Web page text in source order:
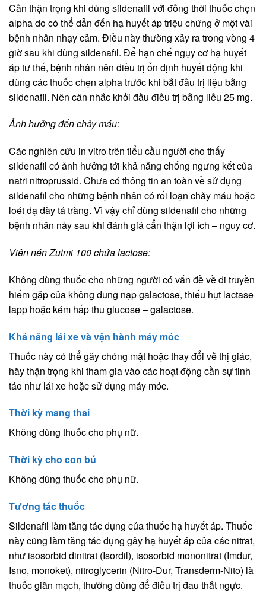
Cần thận trọng khi dùng sildenafil với đồng thời thuốc chẹn
alpha do có thể dẫn đến hạ huyết áp triệu chứng ở một vài
bệnh nhân nhạy cảm. Điều này thường xảy ra trong vòng 4
giờ sau khi dùng sildenafil. Để hạn chế ngụy cơ hạ huyết
áp tư thế, bệnh nhân nên điều trị ổn định huyết động khi
dùng các thuốc chẹn alpha trước khi bắt đầu trị liệu bằng
sildenafil. Nên cân nhắc khởi đầu điều trị bằng liều 25 mg.
Ảnh hưởng đến chảy máu:
Các nghiên cứu in vitro trên tiểu cầu người cho thấy
sildenafil có ảnh hưởng tới khả năng chống ngưng kết của
natri nitroprussid. Chưa có thông tin an toàn về sử dụng
sildenafil cho những bệnh nhân có rối loạn chảy máu hoặc
loét dạ dày tá tràng. Vì vậy chỉ dùng sildenafil cho những
bệnh nhân này sau khi đánh giá cẩn thận lợi ích – nguy cơ.
Viên nén Zutmi 100 chứa lactose:
Không dùng thuốc cho những người có vấn đề về di truyền
hiếm gặp của không dung nạp galactose, thiếu hụt lactase
lapp hoặc kém hấp thu glucose – galactose.
Khả năng lái xe và vận hành máy móc
Thuốc này có thể gây chóng mặt hoặc thay đổi về thị giác,
hãy thận trọng khi tham gia vào các hoạt động cần sự tinh
táo như lái xe hoặc sử dụng máy móc.
Thời kỳ mang thai
Không dùng thuốc cho phụ nữ.
Thời kỳ cho con bú
Không dùng thuốc cho phụ nữ.
Tương tác thuốc
Sildenafil làm tăng tác dụng của thuốc hạ huyết áp. Thuốc
này cũng làm tăng tác dụng gây hạ huyết áp của các nitrat,
như isosorbid dinitrat (Isordil), isosorbid mononitrat (Imdur,
Isno, monoket), nitroglycerin (Nitro-Dur, Transderm-Nito) là
thuốc giãn mạch, thường dùng để điều trị đau thắt ngực.